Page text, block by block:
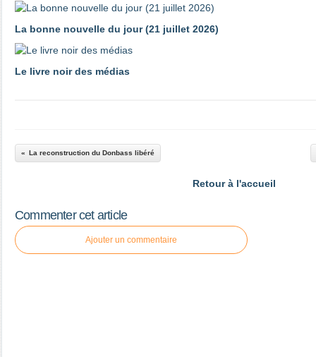
La bonne nouvelle du jour (21 juillet 2026)
Le livre noir des médias
La reconstruction du Donbass libéré
Retour à l'accueil
Commenter cet article
Ajouter un commentaire